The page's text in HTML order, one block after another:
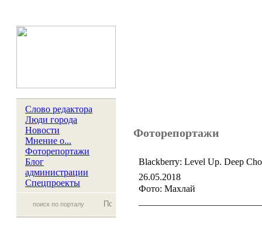
Слово редактора
Люди города
Новости
Мнение о...
Фоторепортажи
Блог
администрации
Спецпроекты
Фоторепортажи
Blackberry: Level Up. Deep
26.05.2018
Фото: Махлай